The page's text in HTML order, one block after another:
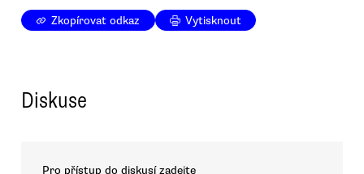
Zkopírovat odkaz Vytisknout
Diskuse
Pro přístup do diskusí zadejte